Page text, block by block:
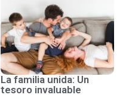
La familia unida: Un
tesoro invaluable